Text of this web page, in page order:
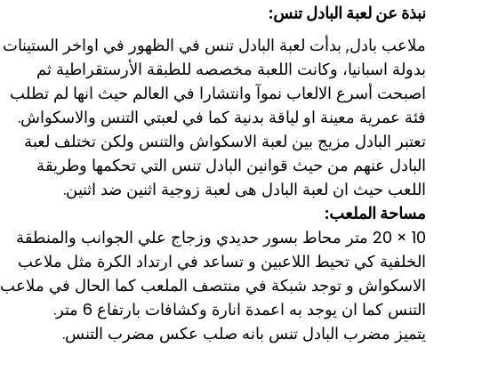
نبذة عن لعبة البادل تنس:
ملاعب بادل, بدأت لعبة البادل تنس في الظهور في اواخر الستينات
بدولة اسبانيا، وكانت اللعبة مخصصه للطبقة الأرستقراطية ثم
اصبحت أسرع الالعاب نموآ وانتشارا في العالم حيث انها لم تطلب
فئة عمرية معينة او لياقة بدنية كما في لعبتي التنس والاسكواش.
تعتبر البادل مزيج بين لعبة الاسكواش والتنس ولكن تختلف لعبة
البادل عنهم من حيث قوانين البادل تنس التي تحكمها وطريقة
اللعب حيث ان لعبة البادل هى لعبة زوجية اثنين ضد اثنين.
مساحة الملعب:
10 × 20 متر محاط بسور حديدي وزجاج علي الجوانب والمنطقة
الخلفية كي تحيط اللاعبين و تساعد في ارتداد الكرة مثل ملاعب
الاسكواش و توجد شبكة في منتصف الملعب كما الحال في ملاعب
التنس كما ان يوجد به اعمدة انارة وكشافات بارتفاع 6 متر.
يتميز مضرب البادل تنس بانه صلب عكس مضرب التنس.